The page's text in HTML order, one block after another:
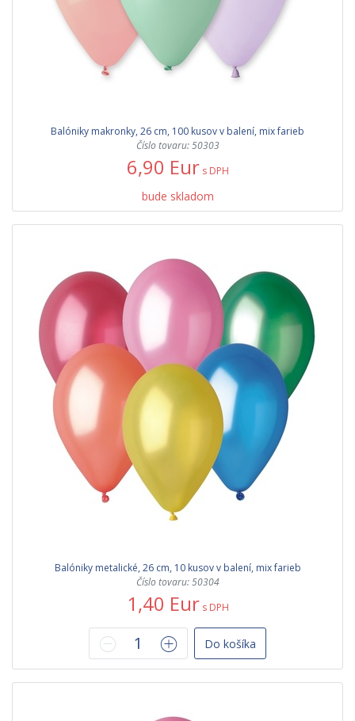
Balóniky makronky, 26 cm, 100 kusov v balení, mix farieb
Číslo tovaru: 50303
6,90 Eur s DPH
bude skladom
Balóniky metalické, 26 cm, 10 kusov v balení, mix farieb
Číslo tovaru: 50304
1,40 Eur s DPH
Do košíka